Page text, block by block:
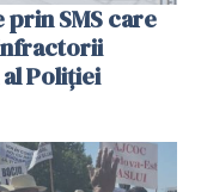
prin SMS care
Poliției